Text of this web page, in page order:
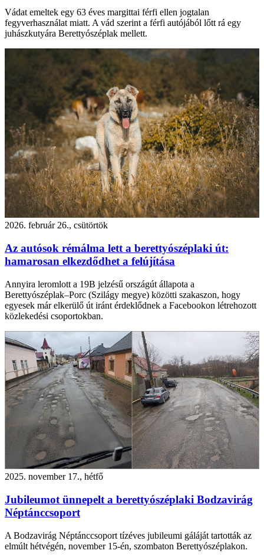
Vádat emeltek egy 63 éves margittai férfi ellen jogtalan
fegyverhasználat miatt. A vád szerint a férfi autójából lőtt rá egy
juhászkutyára Berettyószéplak mellett.
2026. február 26., csütörtök
Az autósok rémálma lett a berettyószéplaki út:
hamarosan elkezdődhet a felújítása
Annyira leromlott a 19B jelzésű országút állapota a
Berettyószéplak–Porc (Szilágy megye) közötti szakaszon, hogy
egyesek már elkerülő út iránt érdeklődnek a Facebookon létrehozott
közlekedési csoportokban.
2025. november 17., hétfő
Jubileumot ünnepelt a berettyószéplaki Bodzavirág
Néptánccsoport
A Bodzavirág Néptánccsoport tízéves jubileumi gáláját tartották az
elmúlt hétvégén, november 15-én, szombaton Berettyószéplakon.